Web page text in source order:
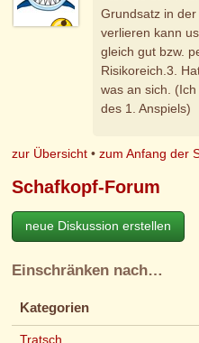
Grundsatz in
verlieren kann
gleich gut bzw.
Risikoreich.3.
was an sich.
des 1. Anspiels)
zur Übersicht •zum Anfang der
Schafkopf-Forum
neue Diskussion erstellen
Einschränken nach…
Kategorien
Tratsch